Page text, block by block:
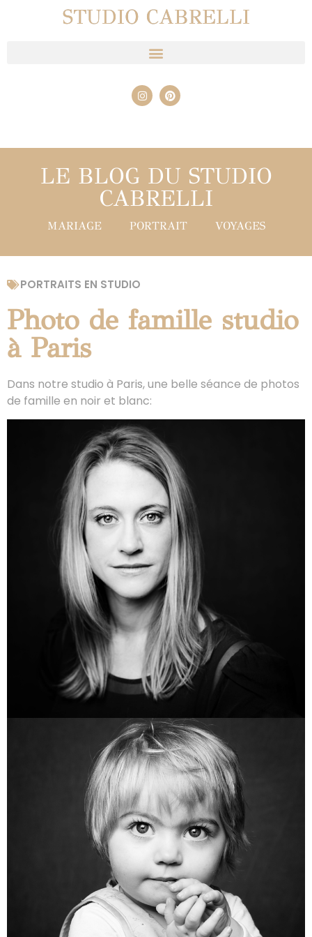
STUDIO CABRELLI
LE BLOG DU STUDIO
CABRELLI
MARIAGE PORTRAIT VOYAGES
PORTRAITS EN STUDIO
Photo de famille studio
à Paris
Dans notre studio à Paris, une belle séance de photos
de famille en noir et blanc: